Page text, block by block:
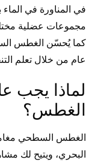
في المناورة في
مجموعات عضلية
كما يُحسّن الغطس
عام من خلال تعلم
لماذا يجب
الغطس؟
الغطس السطحي
البحري، ويتيح لك